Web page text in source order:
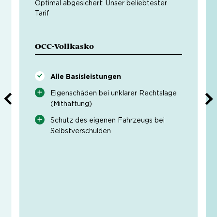
Optimal abgesichert: Unser beliebtester
Tarif
OCC-Vollkasko
Alle Basisleistungen
Eigenschäden bei unklarer Rechtslage
(Mithaftung)
Schutz des eigenen Fahrzeugs bei
Selbstverschulden